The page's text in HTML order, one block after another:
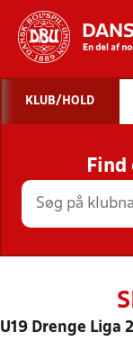
KLUB/HOLD
U19 Drenge Liga